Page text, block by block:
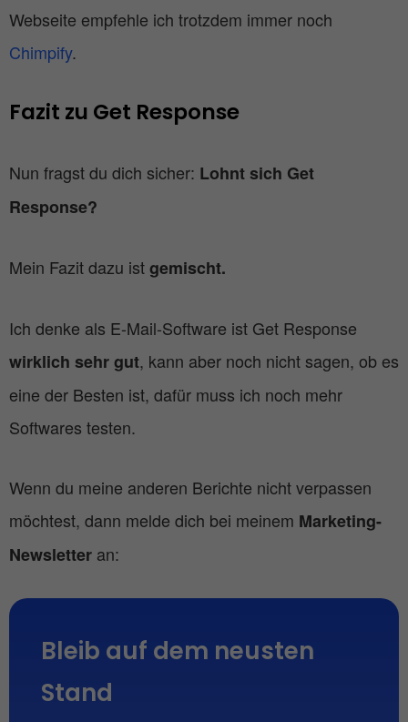
Webseite empfehle ich trotzdem immer noch
Chimpify.
Fazit zu Get Response
Nun fragst du dich sicher: Lohnt sich Get
Response?
Mein Fazit dazu istgemischt.
Ich denke als E-Mail-Software ist Get Response
wirklich sehr gut, kann aber noch nicht sagen, ob es
eine der Besten ist, dafür muss ich noch mehr
Softwares testen.
Wenn du meine anderen Berichte nicht verpassen
möchtest, dann melde dich bei meinem Marketing-
Newsletter an:
Bleib auf dem neusten
Stand